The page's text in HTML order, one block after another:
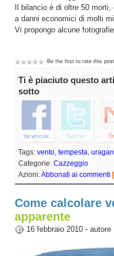
Il bilancio è di oltre 50
a danni economici di molti
Vi propongo alcune
Be the first to rate this post
Ti è piaciuto questo
sotto
Tags: vento, tempesta,
Categorie: Cazzeggio
Azioni:Abbonati ai commenti
Come calcolare
apparente
16 febbraio 2010 - autore